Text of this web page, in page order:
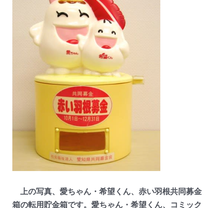
上の写真、愛ちゃん・希望くん、赤い羽根共同募金
箱の転用貯金箱です。愛ちゃん・希望くん、コミック